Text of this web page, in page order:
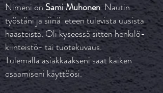
Nimeni onSami Muhonen. Nautin
työstäni ja siinä eteen tulevista uusista
haasteista. Oli kyseessä sitten henkilö-
kiinteistö- tai tuotekuvaus.
Tulemalla asiakkaakseni saat kaiken
osaamiseni käyttöösi.